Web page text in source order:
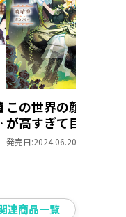
この世界の顔面偏差
が高すぎて目が痛い
発売日:2024.06.20
連商品一覧